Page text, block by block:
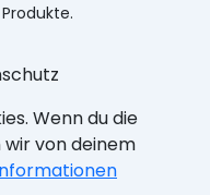
Wenn du die
von deinem